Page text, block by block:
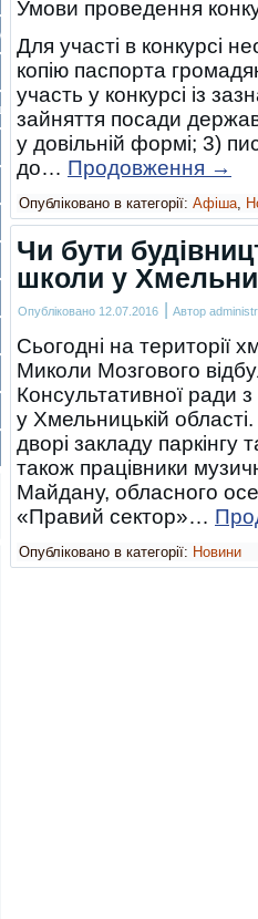
Умови проведення
Для участі в конкурсі
копію паспорта
участь у конкурсі із
зайняття посади
у довільній формі; 3)
до… Продовження →
Опубліковано в категорії: Афіша,
Чи бути
школи у
Опубліковано 12.07.2016 | Автор
Сьогодні на території
Миколи Мозгового
Консультативної ради
у Хмельницькій
дворі закладу паркінгу
також працівники
Майдану, обласного
«Правий сектор»…
Опубліковано в категорії: Новини